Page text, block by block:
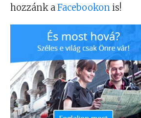
hozzánk aFacebookon is!